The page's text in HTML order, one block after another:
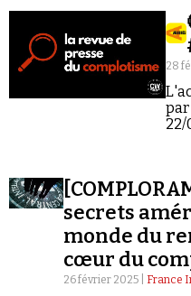
28
par
22/
secrets
monde du
cœur du
26 février 2025 | France